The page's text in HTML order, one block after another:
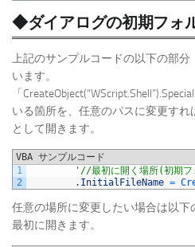
◆ダイアログの初期フォ
上記のサンプルコードの以下の部
います。
「
いる箇所を、任意のパスに変更す
として開きます。
VBA サンプルコード
1
2
'//最初に開く場所(初期フ
. InitialFileName =
任意の場所に変更したい場合は以
最初に開きます。